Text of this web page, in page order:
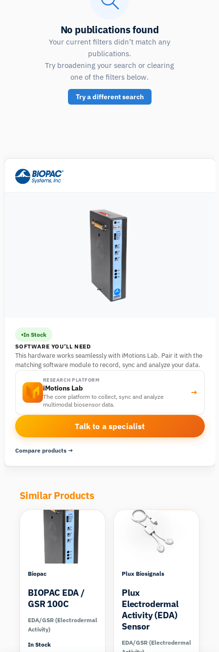
No publications found
Your current filters didn’t match any
publications.
Try broadening your search or clearing
one of the filters below.
Try a different search
In Stock
SOFTWARE YOU’LL NEED
This hardware works seamlessly with iMotions Lab. Pair it with the
matching software module to record, sync and analyze your data.
RESEARCH PLATFORM
iMotions Lab
The core platform to collect, sync and analyze
multimodal biosensor data.
→
Talk to a specialist
Compare products →
Similar Products
Biopac
BIOPAC EDA /
GSR 100C
EDA/GSR (Electrodermal
Activity)
In Stock
Compare
Plux Biosignals
Plux
Electrodermal
Activity (EDA)
Sensor
EDA/GSR (Electrodermal